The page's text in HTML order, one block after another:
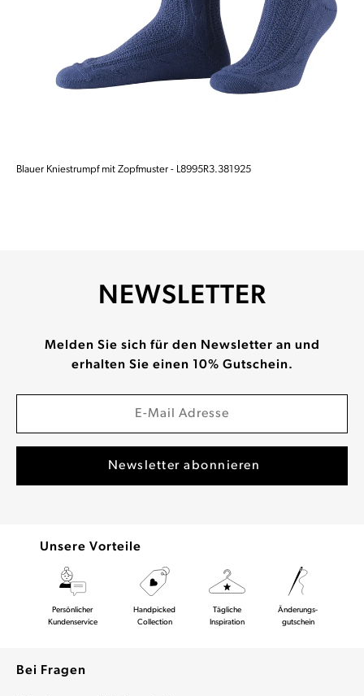
Blauer Kniestrumpf mit Zopfmuster - L8995R3.381925
NEWSLETTER
Melden Sie sich für den Newsletter an und
erhalten Sie einen 10% Gutschein.
Unsere Vorteile
Persönlicher
Kundenservice
Handpicked
Collection
Tägliche
Inspiration
Änderungs-
gutschein
Bei Fragen